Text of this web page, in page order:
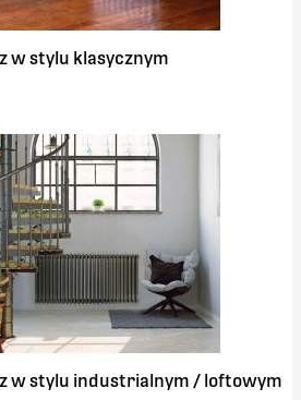
768
768
768
768
768
w stylu klasycznym
w stylu industrialnym / loftowym